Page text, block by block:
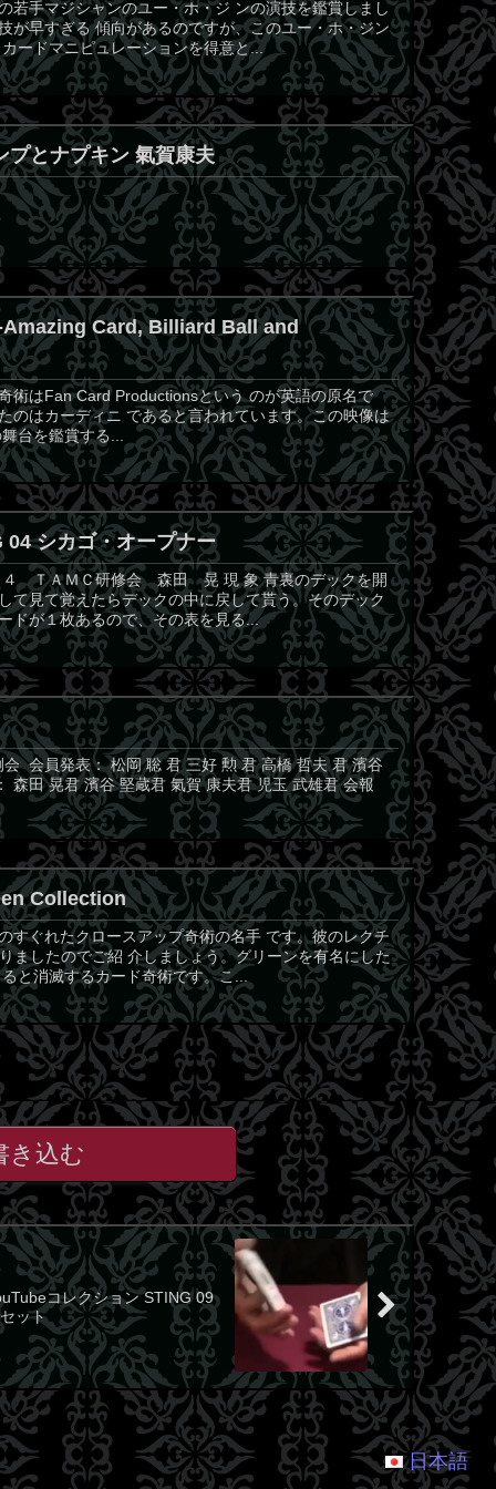
日本語
若手マジシャンのユー・ホ・ジ ンの演技を鑑賞しまし
が早すぎる 傾向があるのですが、このユー・ホ・ジン
ードマニピュレーションを得意と...
プとナプキン 氣賀康夫
Card, Billiard Ball and
術はFan Card Productionsという のが英語の原名で
のはカーディニ であると言われています。この映像は
台を鑑賞する...
シカゴ・オープナー
４ ＴＡＭＣ研修会 森田 晃 現 象 青裏のデックを開
て見て覚えたらデックの中に戻して貰う。そのデック
ドが１枚あるので、その表を見る...
会員発表： 松岡 聡 君 三好 勲 君 高橋 哲夫 君 濱谷
森田 晃君 濱谷 堅蔵君 氣賀 康夫君 児玉 武雄君 会報
Collection
すぐれたクロースアップ奇術の名手 です。彼のレクチ
ましたのでご紹 介しましょう。グリーンを有名にした
と消滅するカード奇術です。こ...
き込む
コレクション STING 09
ット